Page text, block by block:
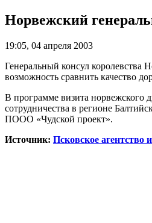
Норвежский
19:05, 04 апреля 2003
Генеральный консул
возможность сравнить качество
В программе визита норвежского
сотрудничества в регионе
ПООО «Чудской проект».
Источник: Псковское агентство